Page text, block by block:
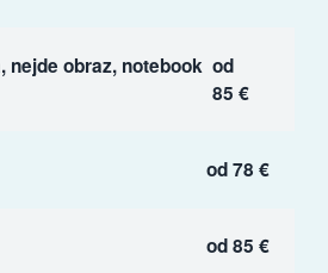
nejde obraz, notebook od
85 €
od 78 €
od 85 €